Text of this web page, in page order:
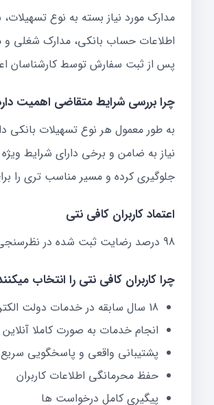
مدارک مورد نیاز بسته به نوع
اطلاعات حساب بانکی، مدارک شغلی و
پس از ثبت سفارش توسط کارشناسان
چرا بررسی شرایط متقاضی اهمیت
به طور معمول هر نوع تسهیلات
نیاز به ضامن و برخی دارای شرایط
جلوگیری کرده و مسیر مناسب تری را
اعتماد کاربران کافی نتی
98 درصد رضایت ثبت شده در نظرسنجی آنلاین بعد از انجام سفارش
چرا کاربران کافی نتی را انتخاب
18 سال سابقه در خدمات دولت الکترونیک
انجام خدمات به صورت کاملا آنلاین
پشتیبانی واقعی و پاسخگویی سریع
حفظ محرمانگی اطلاعات کاربران
پیگیری کامل درخواست ها